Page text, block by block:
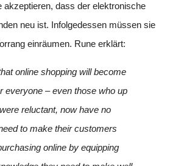
akzeptieren, dass der elektronische
neu ist. Infolgedessen müssen sie
einräumen. Rune erklärt:
online shopping will become
everyone – even those who up
reluctant, now have no
to make their customers
online by equipping